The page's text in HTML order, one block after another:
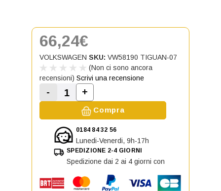
66,24€
VOLKSWAGEN SKU: VW58190 TIGUAN-07
(Non ci sono ancora
recensioni) Scrivi una recensione
Diminuisci la quantità di Rinforzo anteriore
-
Aumenta la quantità di Rinforzo
+
Compra
0184 84 32 56
Lunedi-Venerdi, 9h-17h
SPEDIZIONE 2-4 GIORNI
Spedizione dai 2 ai 4 giorni con